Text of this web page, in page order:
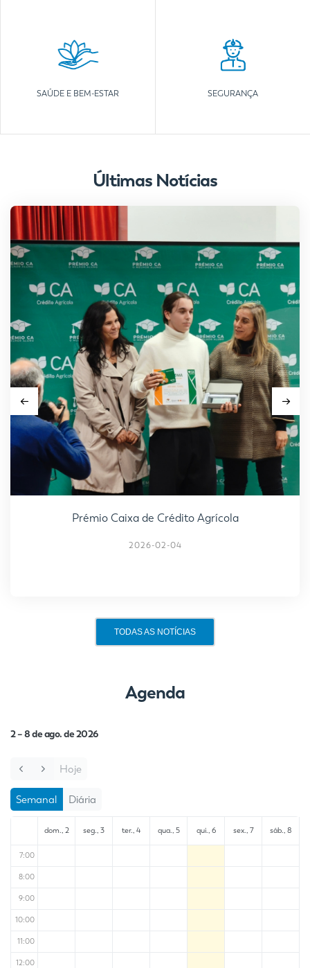
SAÚDE E BEM-ESTAR SEGURANÇA
Últimas Notícias
Prémio Caixa de Crédito Agrícola
2026-02-04
TODAS AS NOTÍCIAS
Agenda
Hoje
2 – 8 de ago. de 2026
Semanal Diária
dom., 2 seg., 3 ter., 4 qua., 5 qui., 6 sex., 7 sáb., 8
7:00
8:00
9:00
10:00
11:00
12:00